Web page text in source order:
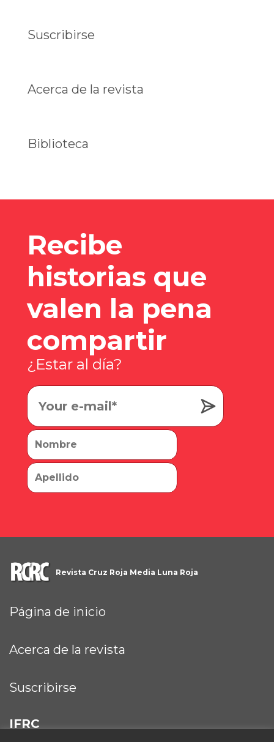
Suscribirse
Acerca de la revista
Biblioteca
Recibe
historias que
valen la pena
compartir
¿Estar al día?
Revista Cruz Roja Media Luna Roja
Página de inicio
Acerca de la revista
Suscribirse
IFRC